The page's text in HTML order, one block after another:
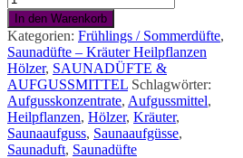
In den Warenkorb
Kategorien: Frühlings / Sommerdüfte,
Saunadüfte – Kräuter Heilpflanzen
Hölzer, SAUNADÜFTE &
AUFGUSSMITTEL Schlagwörter:
Aufgusskonzentrate, Aufgussmittel,
Heilpflanzen, Hölzer, Kräuter,
Saunaaufguss, Saunaaufgüsse,
Saunaduft, Saunadüfte